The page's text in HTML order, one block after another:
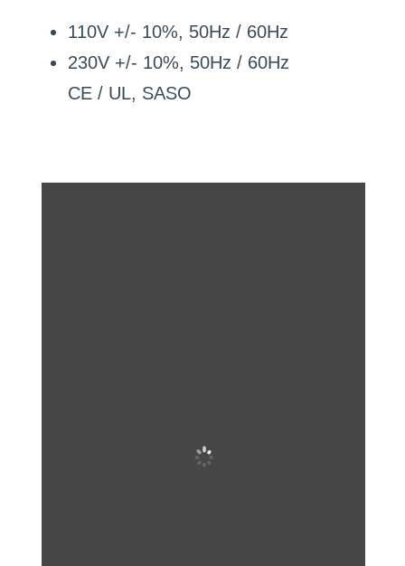
110V +/- 10%, 50Hz / 60Hz
230V +/- 10%, 50Hz / 60Hz
CE / UL, SASO